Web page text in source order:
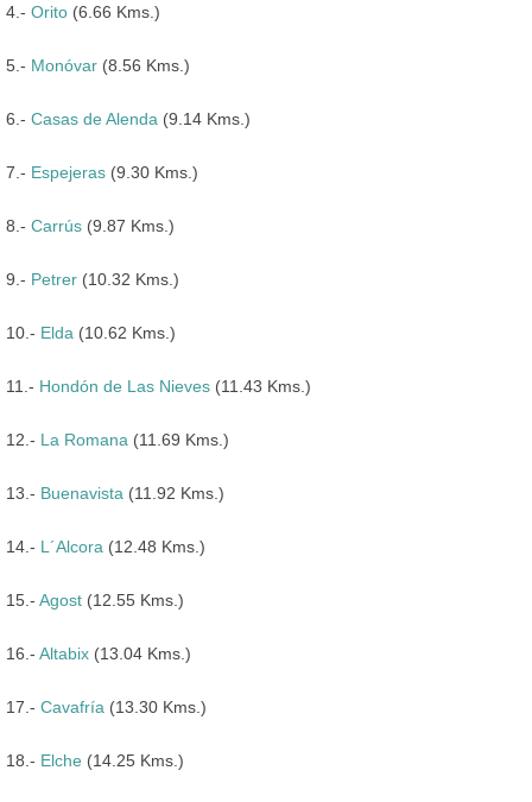
4.- Orito (6.66 Kms.)
5.- Monóvar (8.56 Kms.)
6.- Casas de Alenda (9.14 Kms.)
7.- Espejeras (9.30 Kms.)
8.- Carrús (9.87 Kms.)
9.- Petrer (10.32 Kms.)
10.- Elda (10.62 Kms.)
11.- Hondón de Las Nieves (11.43 Kms.)
12.- La Romana (11.69 Kms.)
13.- Buenavista (11.92 Kms.)
14.- L´Alcora (12.48 Kms.)
15.- Agost (12.55 Kms.)
16.- Altabix (13.04 Kms.)
17.- Cavafría (13.30 Kms.)
18.- Elche (14.25 Kms.)